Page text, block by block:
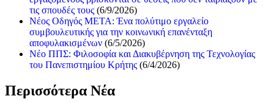
τις σπουδές τους (6/9/2026)
Νέος Οδηγός ΜΕΤΑ: Ένα πολύτιμο εργαλείο
συμβουλευτικής για την κοινωνική επανένταξη
αποφυλακισμένων (6/5/2026)
Νέο ΠΠΣ: Φιλοσοφία και Διακυβέρνηση της Τεχνολογίας
του Πανεπιστημίου Κρήτης (6/4/2026)
Περισσότερα Νέα